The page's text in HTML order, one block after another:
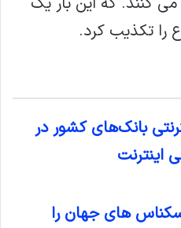
را تکذیب کرد.
بانک‌های کشور در
اینترنت
های جهان را